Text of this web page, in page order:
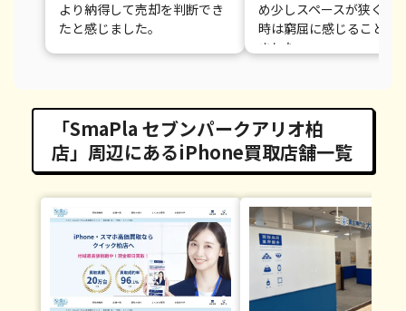
より納得して売却を判断でき
たと感じました。
め少しスペースが狭く、
時は窮屈に感じることが
ました。
「SmaPla セブンパークアリオ柏
店」周辺にあるiPhone買取店舗一覧